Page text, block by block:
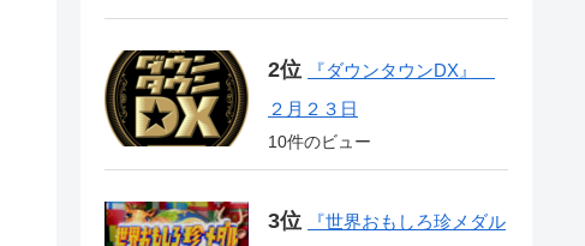
『ダウンタウンDX』
２月２３日
10件のビュー
『世界おもしろ珍メダル